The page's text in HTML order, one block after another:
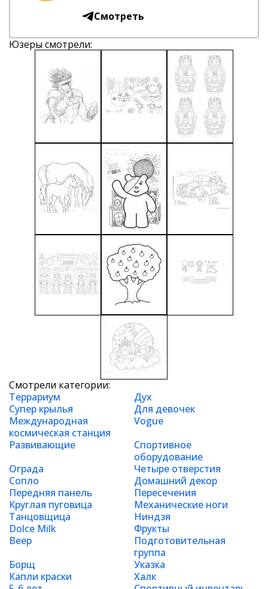
Смотреть
Юзеры смотрели:
Смотрели категории:
Террариум
Дух
Супер крылья
Для девочек
Международная
космическая станция
Vogue
Развивающие
Спортивное
оборудование
Ограда
Четыре отверстия
Сопло
Домашний декор
Передняя панель
Пересечения
Круглая пуговица
Механические ноги
Танцовщица
Ниндзя
Dolce Milk
Фрукты
Веер
Подготовительная
группа
Борщ
Указка
Капли краски
Халк